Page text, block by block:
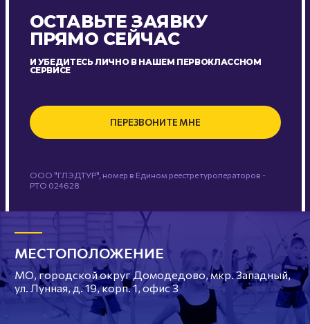
ОСТАВЬТЕ ЗАЯВКУ
ПРЯМО СЕЙЧАС
И УБЕДИТЕСЬ ЛИЧНО В НАШЕМ ПЕРВОКЛАССНОМ
СЕРВИСЕ
ПЕРЕЗВОНИТЕ МНЕ
ООО "ГЛЭДТУР", номер в Едином реестре туроператоров -
РТО 024628
МЕСТОПОЛОЖЕНИЕ
МО, городской округ Домодедово, мкр. Западный,
ул. Лунная, д. 19, корп. 1, офис 3